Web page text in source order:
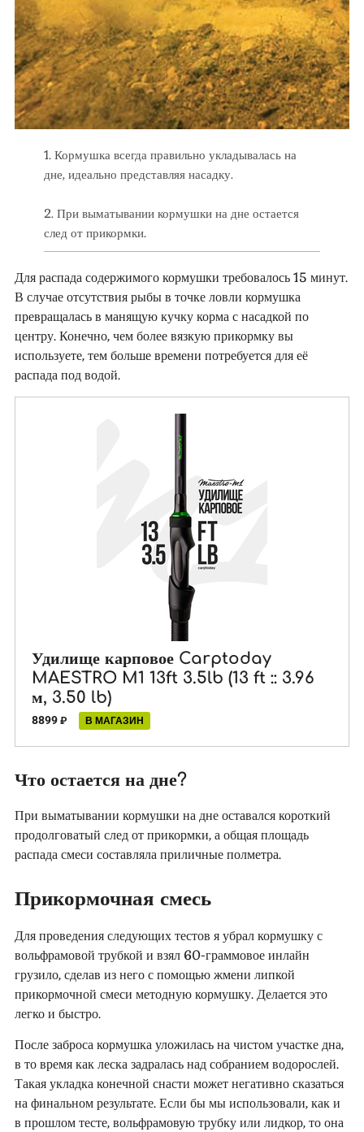
1. Кормушка всегда правильно укладывалась на
дне, идеально представляя насадку.
2. При выматывании кормушки на дне остается
след от прикормки.
Для распада содержимого кормушки требовалось 15 минут.
В случае отсутствия рыбы в точке ловли кормушка
превращалась в манящую кучку корма с насадкой по
центру. Конечно, чем более вязкую прикормку вы
используете, тем больше времени потребуется для её
распада под водой.
Удилище карповое Carptoday
MAESTRO M1 13ft 3.5lb (13 ft :: 3.96
м, 3.50 lb)
8899 ₽ В МАГАЗИН
Что остается на дне?
При выматывании кормушки на дне оставался короткий
продолговатый след от прикормки, а общая площадь
распада смеси составляла приличные полметра.
Прикормочная смесь
Для проведения следующих тестов я убрал кормушку с
вольфрамовой трубкой и взял 60-граммовое инлайн
грузило, сделав из него с помощью жмени липкой
прикормочной смеси методную кормушку. Делается это
легко и быстро.
После заброса кормушка уложилась на чистом участке дна,
в то время как леска задралась над собранием водорослей.
Такая укладка конечной снасти может негативно сказаться
на финальном результате. Если бы мы использовали, как и
в прошлом тесте, вольфрамовую трубку или лидкор, то она